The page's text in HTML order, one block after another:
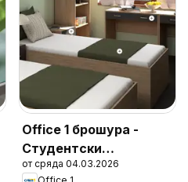
Office 1 брошура -
Студентски
общежития
от сряда 04.03.2026